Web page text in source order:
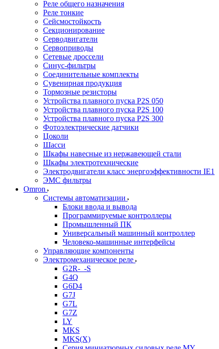
Реле общего назначения
Реле тонкие
Сейсмостойкость
Секционирование
Серводвигатели
Сервоприводы
Сетевые дроссели
Синус-фильтры
Соединительные комплекты
Сувенирная продукция
Тормозные резисторы
Устройства плавного пуска P2S 050
Устройства плавного пуска P2S 100
Устройства плавного пуска P2S 300
Фотоэлектрические датчики
Цоколи
Шасси
Шкафы навесные из нержавеющей стали
Шкафы электротехнические
Электродвигатели класс энергоэффективности IE1
ЭМС фильтры
Omron
Системы автоматизации
Блоки ввода и вывода
Программируемые контроллеры
Промышленный ПК
Универсальный машинный контроллер
Человеко-машинные интерфейсы
Управляющие компоненты
Электромеханическое реле
G2R-_-S
G4Q
G6D4
G7J
G7L
G7Z
LY
MKS
MKS(X)